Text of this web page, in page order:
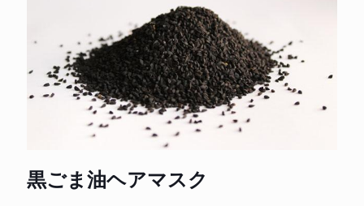
黒ごま油ヘアマスク